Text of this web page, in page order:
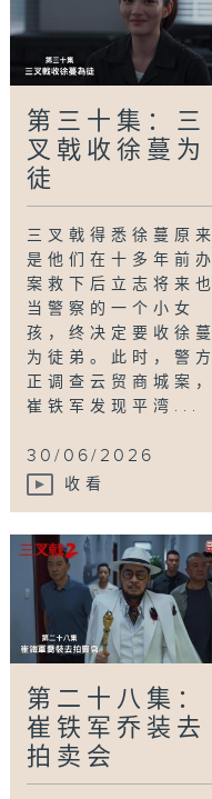
第三十集：三
叉戟收徐蔓为
徒
三叉戟得悉徐蔓原来
是他们在十多年前办
案救下后立志将来也
当警察的一个小女
孩，终决定要收徐蔓
为徒弟。此时，警方
正调查云贸商城案，
崔铁军发现平湾...
30/06/2026
收看
第二十八集：
崔铁军乔装去
拍卖会